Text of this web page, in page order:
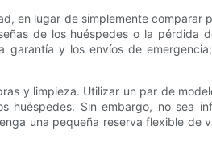
en lugar de simplemente
de los huéspedes o la
garantía y los envíos de
y limpieza. Utilizar un par de
huéspedes. Sin embargo, no sea
una pequeña reserva flexible